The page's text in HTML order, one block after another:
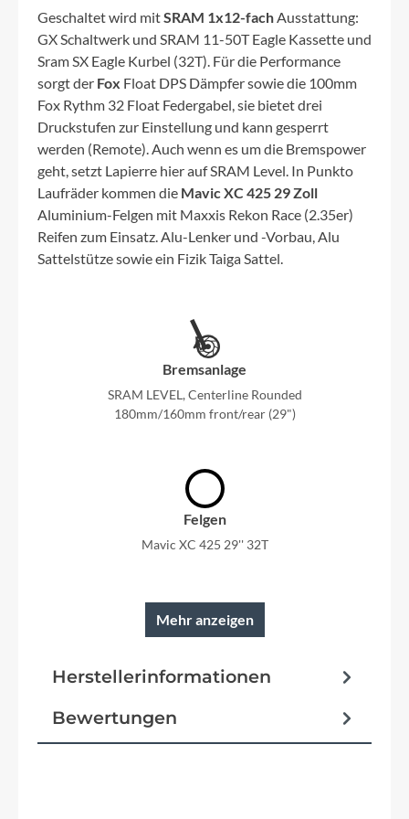
Geschaltet wird mitSRAM 1x12-fachAusstattung:
GX Schaltwerk und SRAM 11-50T Eagle Kassette und
Sram SX Eagle Kurbel (32T). Für die Performance
sorgt der Fox Float DPS Dämpfer sowie die 100mm
Fox Rythm 32 Float Federgabel, sie bietet drei
Druckstufen zur Einstellung und kann gesperrt
werden (Remote). Auch wenn es um die Bremspower
geht, setzt Lapierre hier auf SRAM Level. In Punkto
Laufräder kommen die Mavic XC 425 29 Zoll
Aluminium-Felgen mit Maxxis Rekon Race (2.35er)
Reifen zum Einsatz. Alu-Lenker und -Vorbau, Alu
Sattelstütze sowie ein Fizik Taiga Sattel.
Bremsanlage
SRAM LEVEL, Centerline Rounded
180mm/160mm front/rear (29")
Felgen
Mavic XC 425 29'' 32T
XR Full Carbon 100mm travel Pressfit, Boost,
Mehr anzeigen
Herstellerinformationen
Bewertungen